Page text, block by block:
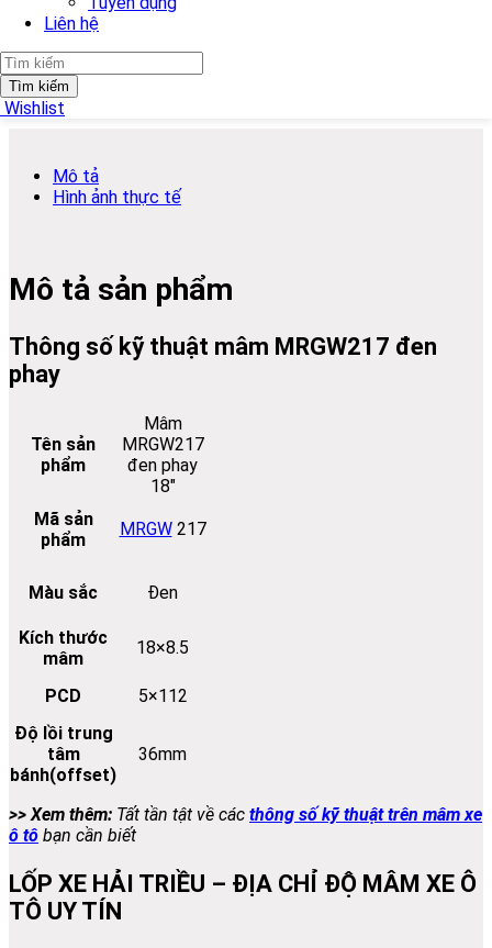
Liên hệ
Tìm kiếm
Wishlist
Báo giá
Nhấn nút Báo giá để xem thêm nhiều góc chụp và video cận
cảnh mâm xe
Mô tả
Hình ảnh thực tế
Mô tả sản phẩm
Thông số kỹ thuật mâm MRGW217 đen
phay
Tên sản
phẩm
Mâm
MRGW217
đen phay
18″
Mã sản
phẩm
MRGW217
Màu sắc Đen
Kích thước
mâm
18×8.5
PCD
5×112
Độ lồi trung
tâm
bánh(offset)
36mm
>> Xem thêm: Tất tần tật về các thông số kỹ thuật trên mâm xe
ô tô bạn cần biết
LỐP XE HẢI TRIỀU – ĐỊA CHỈ ĐỘ MÂM XE Ô
TÔ UY TÍN